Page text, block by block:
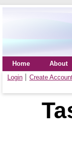
Home About
Login
Create